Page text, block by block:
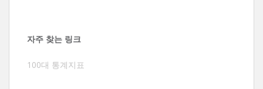
자주 찾는 링크
100대 통계지표